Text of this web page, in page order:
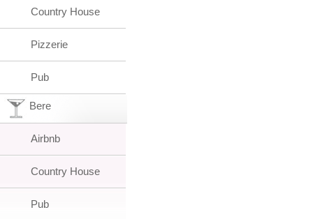
Country House
Pizzerie
Pub
Bere
Airbnb
Country House
Pub